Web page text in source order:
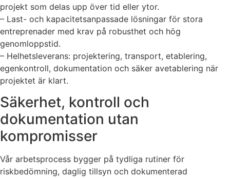
projekt som delas upp över tid eller ytor.
– Last- och kapacitetsanpassade lösningar för stora
entreprenader med krav på robusthet och hög
genomloppstid.
– Helhetsleverans: projektering, transport, etablering,
egenkontroll, dokumentation och säker avetablering när
projektet är klart.
Säkerhet, kontroll och
dokumentation utan
kompromisser
Vår arbetsprocess bygger på tydliga rutiner för
riskbedömning, daglig tillsyn och dokumenterad